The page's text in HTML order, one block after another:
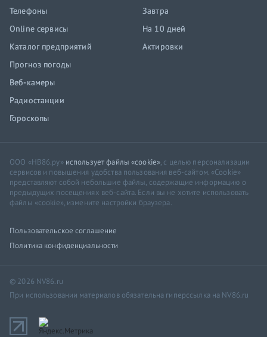
Телефоны
Online сервисы
Каталог предприятий
Прогноз погоды
Веб-камеры
Радиостанции
Гороскопы
Завтра
На 10 дней
Актировки
ООО «НВ86.ру» использует файлы «cookie», с целью персонализации
сервисов и повышения удобства пользования веб-сайтом. «Cookie»
представляют собой небольшие файлы, содержащие информацию о
предыдущих посещениях веб-сайта. Если вы не хотите использовать
файлы «cookie», измените настройки браузера.
Пользовательское соглашение
Политика конфиденциальности
© 2026 NV86.ru
При использовании материалов обязательна гиперссылка на NV86.ru